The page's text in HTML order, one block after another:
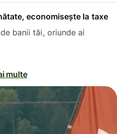
economisește la taxe
banii tăi, oriunde ai
multe